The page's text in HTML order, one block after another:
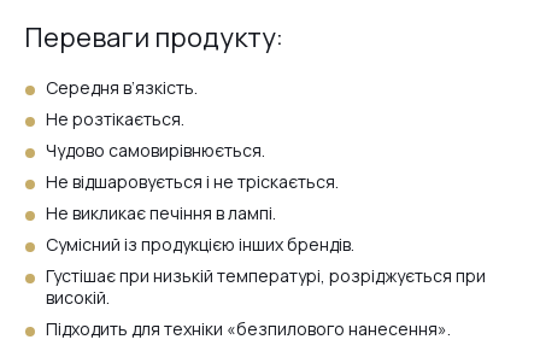
#66
#63
#64
#Milk
Переваги продукту:
Середня в’язкість.
Не розтікається.
Чудово самовирівнюється.
Не відшаровується і не тріскається.
Не викликає печіння в лампі.
Сумісний із продукцією інших брендів.
Густішає при низькій температурі, розріджується при
високій.
Підходить для техніки «безпилового нанесення».